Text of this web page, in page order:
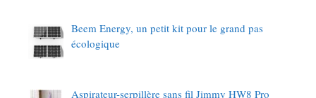
Beem Energy, un petit kit pour le grand pas
écologique
Aspirateur-serpillère sans fil Jimmy HW8 Pro